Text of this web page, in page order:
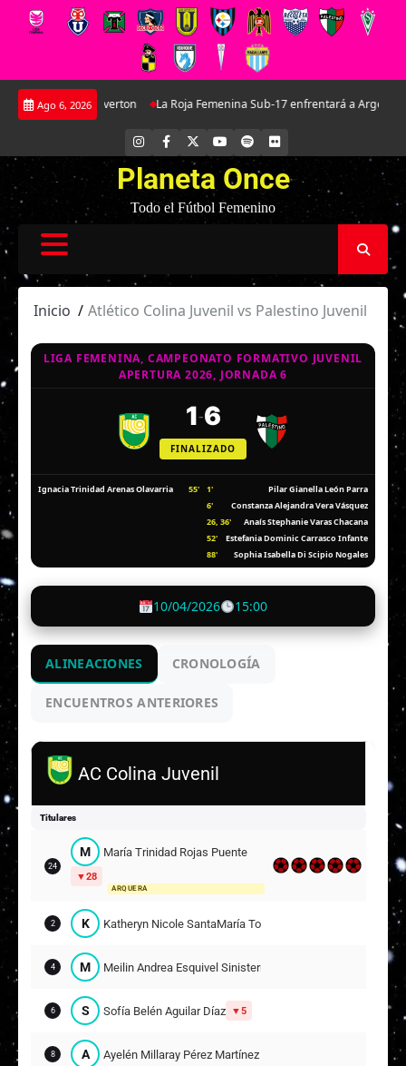
Saltar
Ago 6, 2026
joya de Everton La Roja Femenina Sub-17 enfrentará a Argentina en
INSTAGRAM
FACEBOOK YOUTUBE
SPOTIFYFLICKR
Planeta Once
Todo el Fútbol Femenino
Inicio Atlético Colina Juvenil vs Palestino Juvenil
LIGA FEMENINA, CAMPEONATO FORMATIVO JUVENIL
APERTURA 2026, JORNADA 6
1-6
FINALIZADO
Ignacia Trinidad Arenas Olavarria 55' 1'
Pilar Gianella León Parra
6'
Constanza Alejandra Vera Vásquez
26, 36'
Anaís Stephanie Varas Chacana
52'
Estefania Dominic Carrasco Infante
88'
Sophia Isabella Di Scipio Nogales
10/04/2026 15:00
ALINEACIONES CRONOLOGÍA
ENCUENTROS ANTERIORES
AC Colina Juvenil
Titulares
24
M María Trinidad Rojas Puente
28
ARQUERA
2 K Katheryn Nicole SantaMaría Tortolero
4 M Meilin Andrea Esquivel Sinisterra
6 S Sofía Belén Aguilar Díaz 5
8 A Ayelén Millaray Pérez Martínez